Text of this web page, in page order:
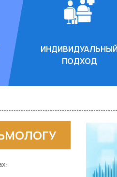
ИНДИВИДУАЛЬНЫЙ
ПОДХОД